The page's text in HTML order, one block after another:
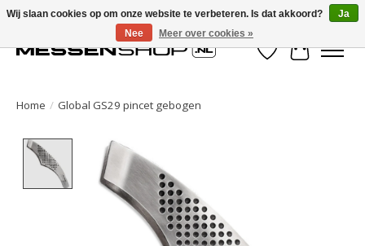
Verlanglijst
Home / Global GS29 pincet gebogen
Product image slideshow Items
Wij slaan cookies op om onze website te verbeteren. Is dat akkoord?
Ja
Nee
Meer over cookies »